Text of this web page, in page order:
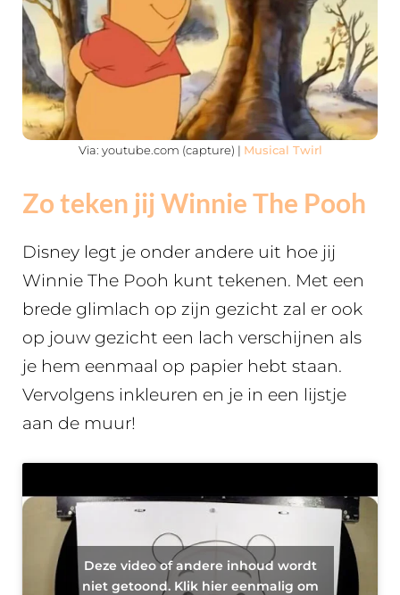
Via: youtube.com (capture) | Musical Twirl
Zo teken jij Winnie The Pooh
Disney legt je onder andere uit hoe jij
Winnie The Pooh kunt tekenen. Met een
brede glimlach op zijn gezicht zal er ook
op jouw gezicht een lach verschijnen als
je hem eenmaal op papier hebt staan.
Vervolgens inkleuren en je in een lijstje
aan de muur!
Deze video of andere inhoud wordt
niet getoond. Klik hier eenmalig om